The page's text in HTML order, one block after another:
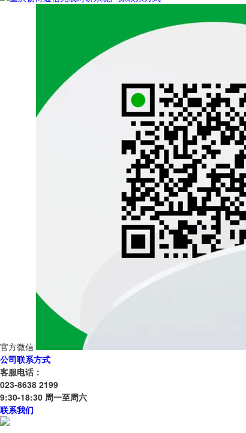
官方微信
公司联系方式
客服电话：
023-8638 2199
9:30-18:30 周一至周六
联系我们